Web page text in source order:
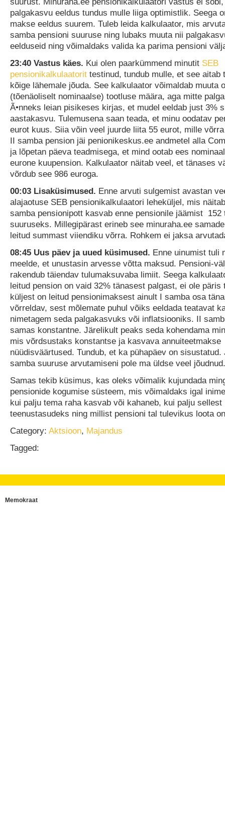
palgakasvu eeldus tundus mulle liiga optimistlik. Seega
makse eeldus suurem. Tuleb leida kalkulaator, mis
samba pensioni suuruse ning lubaks muuta nii
eelduseid ning võimaldaks valida ka parima pensioni
23:40 Vastus käes. Kui olen paarkümmend minutit SEB
pensionikalkulaatorit testinud, tundub mulle, et see aitab
kõige lähemale jõuda. See kalkulaator võimaldab muuta
(tõenäoliselt nominaalse) tootluse määra, aga mitte
Ã•nneks leian pisikeses kirjas, et mudel eeldab just 3%
aastakasvu. Tulemusena saan teada, et minu oodatav
eurot kuus. Siia võin veel juurde liita 55 eurot, mille
II samba pension jäi penionikeskus.ee andmetel alla
ja lõpetan päeva teadmisega, et mind ootab ees
eurone kuupension. Kalkulaator näitab veel, et tänases
võrdub see 986 euroga.
00:03 Lisaküsimused. Enne arvuti sulgemist avastan
alajaotuse SEB pensionikalkulaatori leheküljel, mis
samba pensionipott kasvab enne pensionile jäämist 152
suuruseks. Millegipärast erineb see minuraha.ee
leitud summast viiendiku võrra. Rohkem ei jaksa
08:45 Uus päev ja uued küsimused. Enne uinumist tuli
meelde, et unustasin arvesse võtta maksud. Pensioni-
rakendub täiendav tulumaksuvaba limiit. Seega
leitud pension on vaid 32% tänasest palgast, ei ole päris
küljest on leitud pensionimaksest ainult I samba osa
võrreldav, sest mõlemate puhul võiks eeldada teatavat
nimetagem seda palgakasvuks või inflatsiooniks. II
samas konstantne. Järelikult peaks seda kohendama
mis võrdsustaks konstantse ja kasvava annuiteetmakse
nüüdisväärtused. Tundub, et ka pühapäev on sisustatud.
samba suuruse arvutamiseni pole ma üldse veel jõudnud.
Samas tekib küsimus, kas oleks võimalik kujundada
pensionide kogumise süsteem, mis võimaldaks igal
kui palju tema raha kasvab või kahaneb, kui palju sellest
teenustasudeks ning millist pensioni tal tulevikus loota
Category: Aktsioon, Majandus
Tagged:
Memokraat